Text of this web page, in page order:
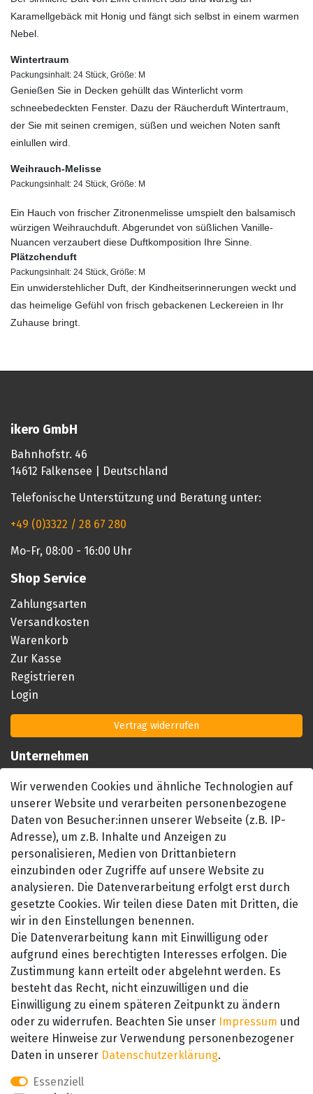
Karamellgebäck mit Honig und fängt sich selbst in einem warmen
Nebel.
Wintertraum
Packungsinhalt: 24 Stück, Größe: M
Genießen Sie in Decken gehüllt das Winterlicht vorm
schneebedeckten Fenster. Dazu der Räucherduft Wintertraum,
der Sie mit seinen cremigen, süßen und weichen Noten sanft
einlullen wird.
Weihrauch-Melisse
Packungsinhalt: 24 Stück, Größe: M
Ein Hauch von frischer Zitronenmelisse umspielt den balsamisch
würzigen Weihrauchduft. Abgerundet von süßlichen Vanille-
Nuancen verzaubert diese Duftkomposition Ihre Sinne.
Plätzchenduft
Packungsinhalt: 24 Stück, Größe: M
Ein unwiderstehlicher Duft, der Kindheitserinnerungen weckt und
das heimelige Gefühl von frisch gebackenen Leckereien in Ihr
Zuhause bringt.
ikero GmbH
Bahnhofstr. 46
14612 Falkensee | Deutschland
Telefonische Unterstützung und Beratung unter:
+49 (0)3322 / 28 67 280
Mo-Fr, 08:00 - 16:00 Uhr
Shop Service
Zahlungsarten
Versandkosten
Warenkorb
Zur Kasse
Registrieren
Login
Vertrag widerrufen
Unternehmen
Impressum
AGB
Datenschutzerklärung
Barrierefreiheitserklärung
Widerrufsrecht
Kontakt
SEHR GUT
4.89 / 5
aus 657 Bewertungen
bei: amazon.de,
amazon.fr, amazon.it
Wir verwenden Cookies und ähnliche Technologien auf
unserer Website und verarbeiten personenbezogene
Daten von Besucher:innen unserer Webseite (z.B. IP-
Adresse), um z.B. Inhalte und Anzeigen zu
personalisieren, Medien von Drittanbietern
einzubinden oder Zugriffe auf unsere Website zu
analysieren. Die Datenverarbeitung erfolgt erst durch
gesetzte Cookies. Wir teilen diese Daten mit Dritten, die
wir in den Einstellungen benennen.
Die Datenverarbeitung kann mit Einwilligung oder
aufgrund eines berechtigten Interesses erfolgen. Die
Zustimmung kann erteilt oder abgelehnt werden. Es
besteht das Recht, nicht einzuwilligen und die
Einwilligung zu einem späteren Zeitpunkt zu ändern
oder zu widerrufen. Beachten Sie unser Impressum und
weitere Hinweise zur Verwendung personenbezogener
Daten in unserer Daten­schutz­erklärung.
Essenziell